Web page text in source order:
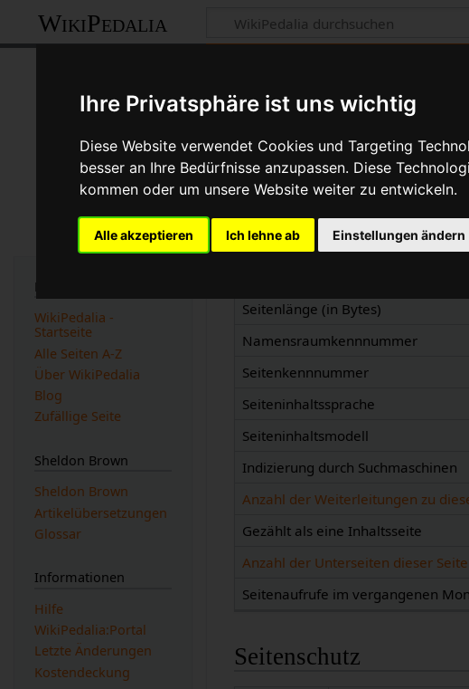
Ihre Privatsphäre ist uns wichtig
Diese Website verwendet Cookies und Targeting
besser an Ihre Bedürfnisse anzupassen. Diese
kommen oder um unsere Website weiter zu entwickeln.
Alle akzeptieren Ich lehne ab Einstellungen ändern
WikiPedalia
Basisinformationen
Anzeigetitel
Seitenlänge (in Bytes)
Namensraumkennnummer
Seitenkennnummer
Seiteninhaltssprache
Seiteninhaltsmodell
Indizierung durch Suchmaschinen
Anzahl der Weiterleitungen zu
Gezählt als eine Inhaltsseite
Anzahl der Unterseiten dieser Seite
Seitenaufrufe im vergangenen
Seitenschutz
Navigation
WikiPedalia -
Startseite
Alle Seiten A-Z
Über WikiPedalia
Blog
Zufällige Seite
Sheldon Brown
Sheldon Brown
Artikelübersetzungen
Glossar
Informationen
Hilfe
WikiPedalia:Portal
Letzte Änderungen
Kostendeckung